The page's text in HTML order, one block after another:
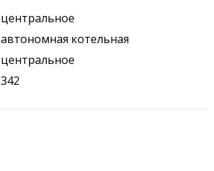
центральное
автономная котельная
центральное
342